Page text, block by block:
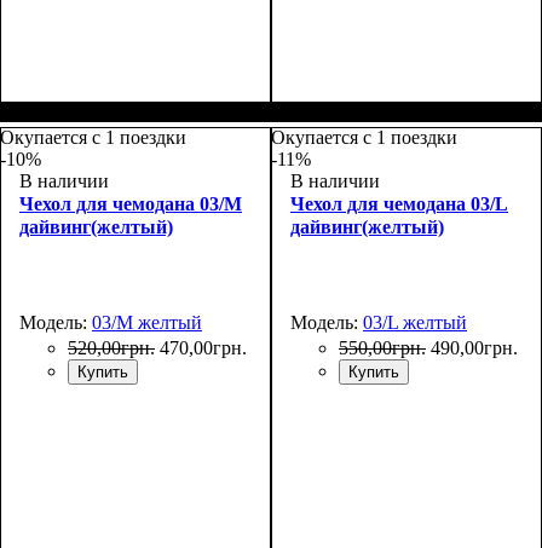
Окупается с 1 поездки
-10%
В наличии
Чехол для чемодана 03/M
дайвинг(желтый)
Модель: 03/M желтый
520,00грн. 470,00грн.
Купить
Окупается с 1 поездки
-11%
В наличии
Чехол для чемодана 03/L
дайвинг(желтый)
Модель: 03/L желтый
550,00грн. 490,00грн.
Купить